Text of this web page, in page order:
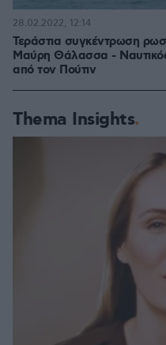
Τεράστια συγκέντρωση
Μαύρη Θάλασσα -
από τον Πούτιν
28.02.2022, 12:14
Thema Insights